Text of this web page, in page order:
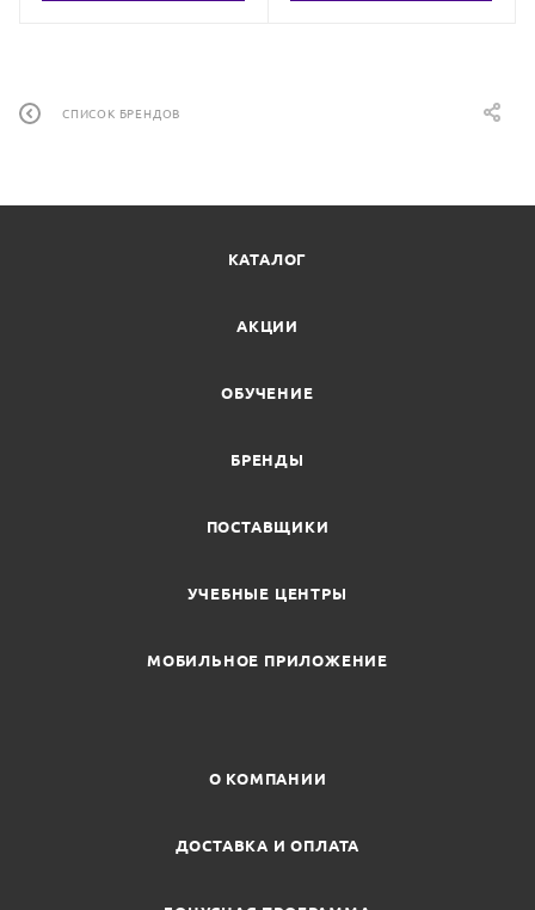
СПИСОК БРЕНДОВ
КАТАЛОГ
АКЦИИ
ОБУЧЕНИЕ
БРЕНДЫ
ПОСТАВЩИКИ
УЧЕБНЫЕ ЦЕНТРЫ
МОБИЛЬНОЕ ПРИЛОЖЕНИЕ
О КОМПАНИИ
ДОСТАВКА И ОПЛАТА